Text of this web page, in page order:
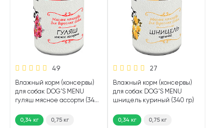
49
Влажный корм (консервы)
для собак DOG’S MENU
гуляш мясное ассорти (340
0,34 кг 0,75 кг
27
Влажный корм (консервы)
для собак DOG’S MENU
шницель куриный (340 гр)
0,34 кг 0,75 кг